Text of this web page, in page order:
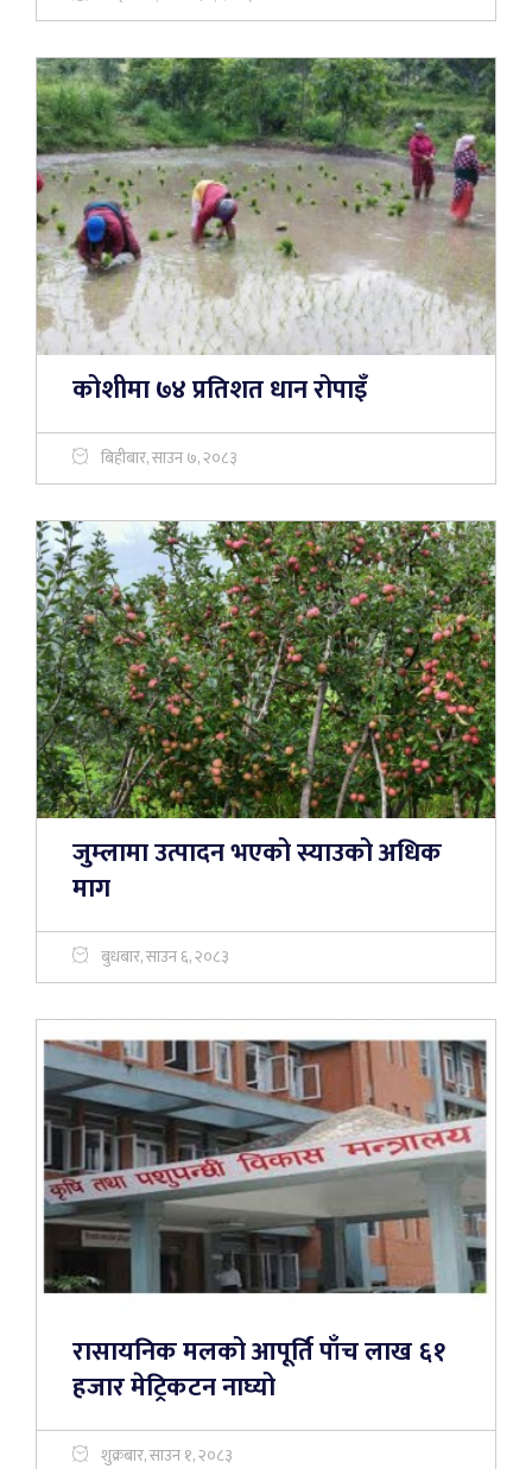
कोशीमा ७४ प्रतिशत धान रोपाइँ
बिहीबार, साउन ७, २०८३
जुम्लामा उत्पादन भएको स्याउको अधिक
माग
बुधबार, साउन ६, २०८३
रासायनिक मलको आपूर्ति पाँच लाख ६१
हजार मेट्रिकटन नाघ्यो
शुक्रबार, साउन १, २०८३